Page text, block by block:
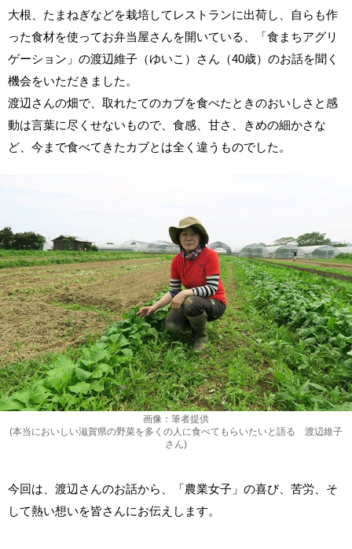
大根、たまねぎなどを栽培してレストランに出荷し、自らも作
った食材を使ってお弁当屋さんを開いている、「食まちアグリ
ゲーション」の渡辺維子（ゆいこ）さん（40歳）のお話を聞く
機会をいただきました。
渡辺さんの畑で、取れたてのカブを食べたときのおいしさと感
動は言葉に尽くせないもので、食感、甘さ、きめの細かさな
ど、今まで食べてきたカブとは全く違うものでした。
画像：筆者提供
(本当においしい滋賀県の野菜を多くの人に食べてもらいたいと語る 渡辺維子
さん)
今回は、渡辺さんのお話から、「農業女子」の喜び、苦労、そ
して熱い想いを皆さんにお伝えします。